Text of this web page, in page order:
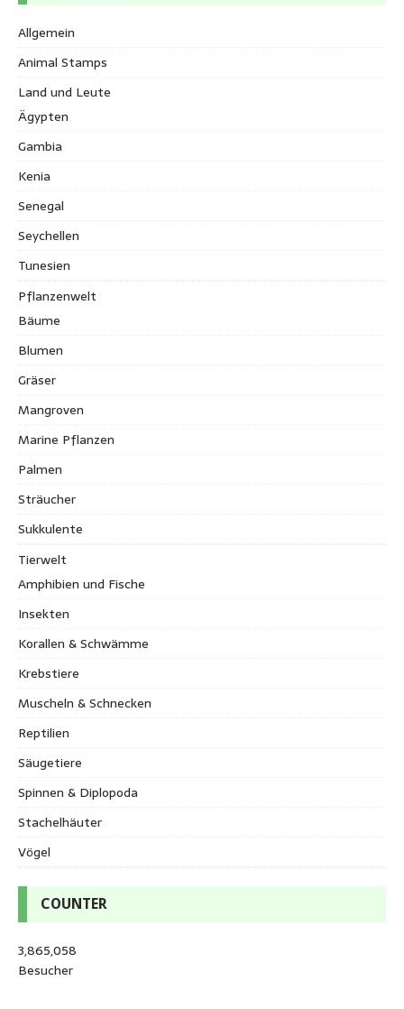
Allgemein
Animal Stamps
Land und Leute
Ägypten
Gambia
Kenia
Senegal
Seychellen
Tunesien
Pflanzenwelt
Bäume
Blumen
Gräser
Mangroven
Marine Pflanzen
Palmen
Sträucher
Sukkulente
Tierwelt
Amphibien und Fische
Insekten
Korallen & Schwämme
Krebstiere
Muscheln & Schnecken
Reptilien
Säugetiere
Spinnen & Diplopoda
Stachelhäuter
Vögel
COUNTER
3,865,058
Besucher